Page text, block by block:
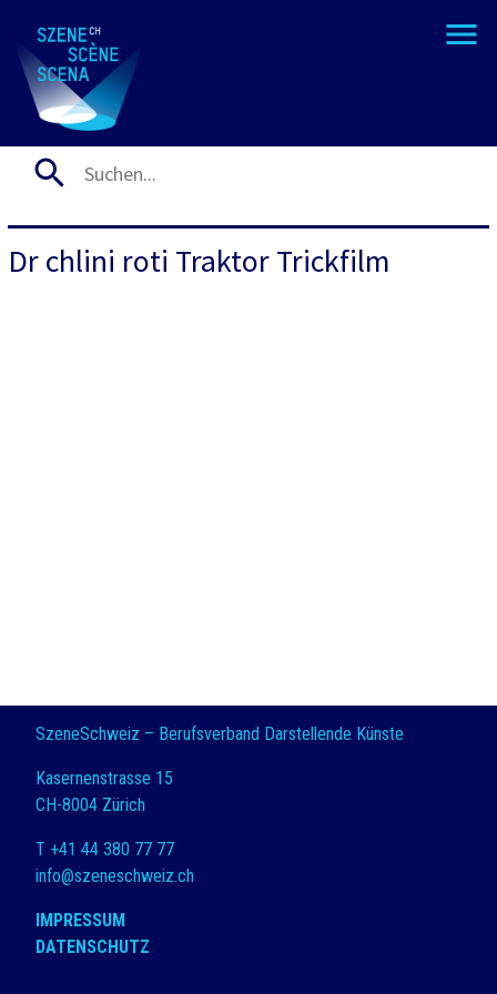
Dr chlini roti Traktor Trickfilm
SzeneSchweiz – Berufsverband Darstellende Künste
Kasernenstrasse 15
CH-8004 Zürich
T +41 44 380 77 77
info@szeneschweiz.ch
IMPRESSUM
DATENSCHUTZ